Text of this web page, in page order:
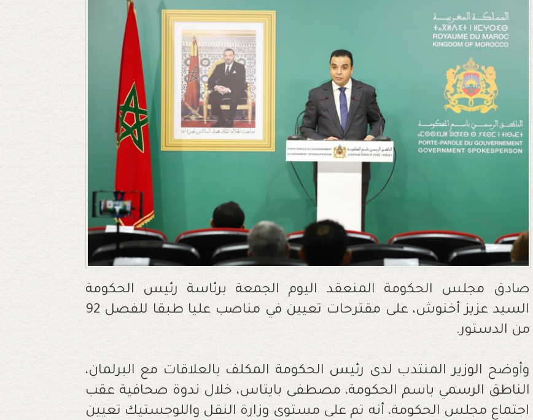
صادق مجلس الحكومة المنعقد اليوم الجمعة برئاسة رئيس الحكومة
السيد عزيز أخنوش، على مقترحات تعيين في مناصب عليا طبقا للفصل 92
من الدستور.
وأوضح الوزير المنتدب لدى رئيس الحكومة المكلف بالعلاقات مع البرلمان،
الناطق الرسمي باسم الحكومة، مصطفى بايتاس، خلال ندوة صحافية عقب
اجتماع مجلس الحكومة، أنه تم على مستوى وزارة النقل واللوجستيك تعيين